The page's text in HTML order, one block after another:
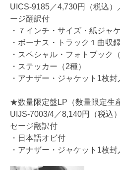
UICS-9185／4,730円（税込
ージ翻訳付
・７インチ・サイズ・紙ジャ
・ボーナス・トラック１曲収
・スペシャル・フォトブック
・ステッカー（2種）
・アナザー・ジャケット1枚封
★数量限定盤LP（数量限定生
UIJS-7003/4／8,140円（税込
セージ翻訳付
・日本語オビ付
・アナザー・ジャケット1枚封